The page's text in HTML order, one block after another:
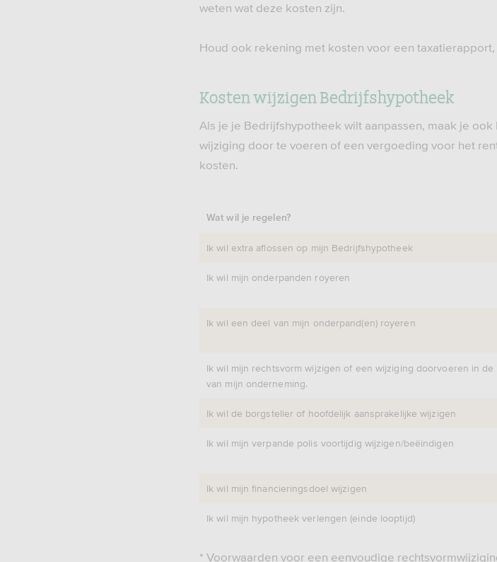
weten wat deze kosten zijn.
Houd ook rekening met kosten voor een
Kosten wijzigen Bedrijfshypotheek
Als je je Bedrijfshypotheek wilt aanpassen, maak je
wijziging door te voeren of een vergoeding voor het
kosten.
Wat wil je regelen?
Ik wil extra aflossen op mijn Bedrijfshypotheek
Ik wil mijn onderpanden royeren
Ik wil een deel van mijn onderpand(en) royeren
Ik wil mijn rechtsvorm wijzigen of een wijziging doorvoeren in de
van mijn onderneming.
Ik wil de borgsteller of hoofdelijk aansprakelijke wijzigen
Ik wil mijn verpande polis voortijdig wijzigen/beëindigen
Ik wil mijn financieringsdoel wijzigen
Ik wil mijn hypotheek verlengen (einde looptijd)
* Voorwaarden voor een eenvoudige